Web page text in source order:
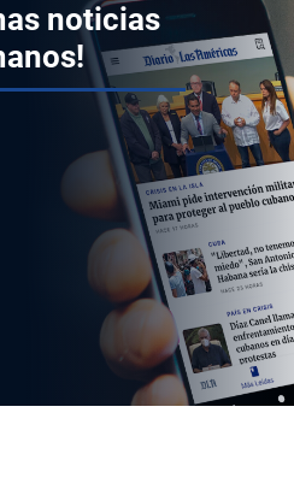
noticias